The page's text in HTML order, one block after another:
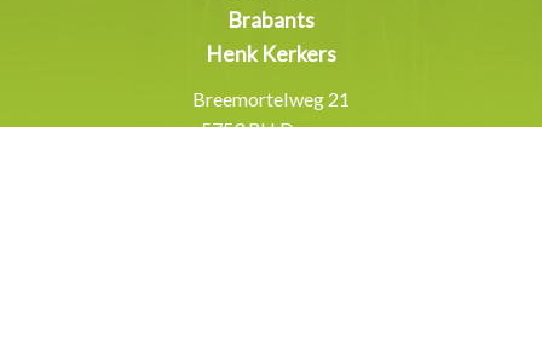
Brabants
Henk Kerkers
Breemortelweg 21
5753 RH Deurne